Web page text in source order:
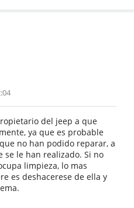
del jeep a que
ya que es probable
no han podido reparar, a
se le han realizado. Si no
limpieza, lo mas
es deshacerese de ella y